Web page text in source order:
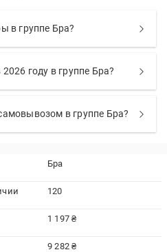
в группе Бра?
году в группе Бра?
в группе Бра?
Бра
120
1 197 ₴
9 282 ₴